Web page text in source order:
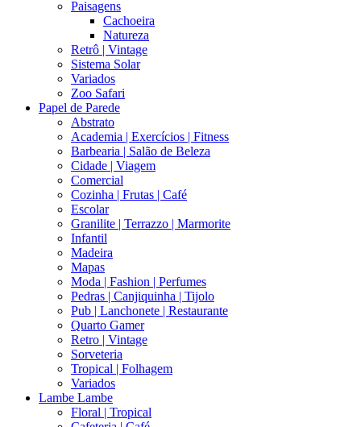
Paisagens
Cachoeira
Natureza
Retrô | Vintage
Sistema Solar
Variados
Zoo Safari
Papel de Parede
Abstrato
Academia | Exercícios | Fitness
Barbearia | Salão de Beleza
Cidade | Viagem
Comercial
Cozinha | Frutas | Café
Escolar
Granilite | Terrazzo | Marmorite
Infantil
Madeira
Mapas
Moda | Fashion | Perfumes
Pedras | Canjiquinha | Tijolo
Pub | Lanchonete | Restaurante
Quarto Gamer
Retro | Vintage
Sorveteria
Tropical | Folhagem
Variados
Lambe Lambe
Floral | Tropical